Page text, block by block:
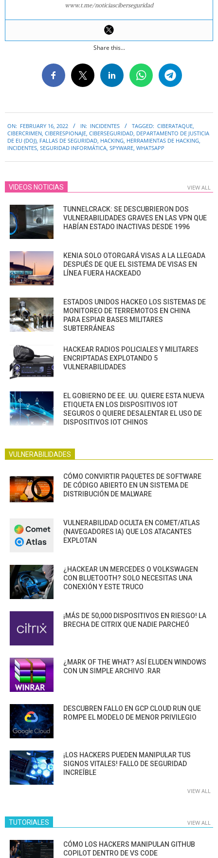
www.t.me/noticiasciberseguridad
Share this...
02-
16
ON: FEBRUARY 16, 2022 IN: INCIDENTES TAGGED: CIBERATAQUE,
CIBERCRIMEN, CIBERESPIONAJE, CIBERSEGURIDAD, DEPARTAMENTO DE JUSTICIA
DE EU (DOJ), FALLAS DE SEGURIDAD, HACKING, HERRAMIENTAS DE HACKING,
INCIDENTES, SEGURIDAD INFORMÁTICA, SPYWARE, WHATSAPP
VIDEOS NOTICIAS VIEW ALL
TUNNELCRACK: SE DESCUBRIERON DOS
VULNERABILIDADES GRAVES EN LAS VPN QUE
HABÍAN ESTADO INACTIVAS DESDE 1996
KENIA SOLO OTORGARÁ VISAS A LA LLEGADA
DESPUÉS DE QUE EL SISTEMA DE VISAS EN
LÍNEA FUERA HACKEADO
ESTADOS UNIDOS HACKEO LOS SISTEMAS DE
MONITOREO DE TERREMOTOS EN CHINA
PARA ESPIAR BASES MILITARES
SUBTERRÁNEAS
HACKEAR RADIOS POLICIALES Y MILITARES
ENCRIPTADAS EXPLOTANDO 5
VULNERABILIDADES
EL GOBIERNO DE EE. UU. QUIERE ESTA NUEVA
ETIQUETA EN LOS DISPOSITIVOS IOT
SEGUROS O QUIERE DESALENTAR EL USO DE
DISPOSITIVOS IOT CHINOS
VULNERABILIDADES
CÓMO CONVIRTIR PAQUETES DE SOFTWARE
DE CÓDIGO ABIERTO EN UN SISTEMA DE
DISTRIBUCIÓN DE MALWARE
VULNERABILIDAD OCULTA EN COMET/ATLAS
(NAVEGADORES IA) QUE LOS ATACANTES
EXPLOTAN
¿HACKEAR UN MERCEDES O VOLKSWAGEN
CON BLUETOOTH? SOLO NECESITAS UNA
CONEXIÓN Y ESTE TRUCO
¡MÁS DE 50,000 DISPOSITIVOS EN RIESGO! LA
BRECHA DE CITRIX QUE NADIE PARCHEÓ
¿MARK OF THE WHAT? ASÍ ELUDEN WINDOWS
CON UN SIMPLE ARCHIVO .RAR
DESCUBREN FALLO EN GCP CLOUD RUN QUE
ROMPE EL MODELO DE MENOR PRIVILEGIO
¡LOS HACKERS PUEDEN MANIPULAR TUS
SIGNOS VITALES! FALLO DE SEGURIDAD
INCREÍBLE
VIEW ALL
TUTORIALES VIEW ALL
CÓMO LOS HACKERS MANIPULAN GITHUB
COPILOT DENTRO DE VS CODE